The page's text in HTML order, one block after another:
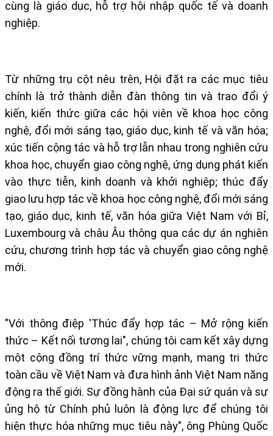
cùng là giáo dục, hỗ trợ hội nhập quốc tế và doanh
nghiệp.
Từ những trụ cột nêu trên, Hội đặt ra các mục tiêu
chính là trở thành diễn đàn thông tin và trao đổi ý
kiến, kiến thức giữa các hội viên về khoa học công
nghệ, đổi mới sáng tạo, giáo dục, kinh tế và văn hóa;
xúc tiến cộng tác và hỗ trợ lẫn nhau trong nghiên cứu
khoa học, chuyển giao công nghệ, ứng dụng phát kiến
vào thực tiễn, kinh doanh và khởi nghiệp; thúc đẩy
giao lưu hợp tác về khoa học công nghệ, đổi mới sáng
tạo, giáo dục, kinh tế, văn hóa giữa Việt Nam với Bỉ,
Luxembourg và châu Âu thông qua các dự án nghiên
cứu, chương trình hợp tác và chuyển giao công nghệ
mới.
"Với thông điệp 'Thúc đẩy hợp tác – Mở rộng kiến
thức – Kết nối tương lai", chúng tôi cam kết xây dựng
một cộng đồng trí thức vững mạnh, mang tri thức
toàn cầu về Việt Nam và đưa hình ảnh Việt Nam năng
động ra thế giới. Sự đồng hành của Đại sứ quán và sự
ủng hộ từ Chính phủ luôn là động lực để chúng tôi
hiện thực hóa những mục tiêu này", ông Phùng Quốc